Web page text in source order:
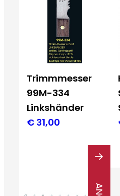
Trimmmesser
99M-334
Linkshänder
€ 31,00